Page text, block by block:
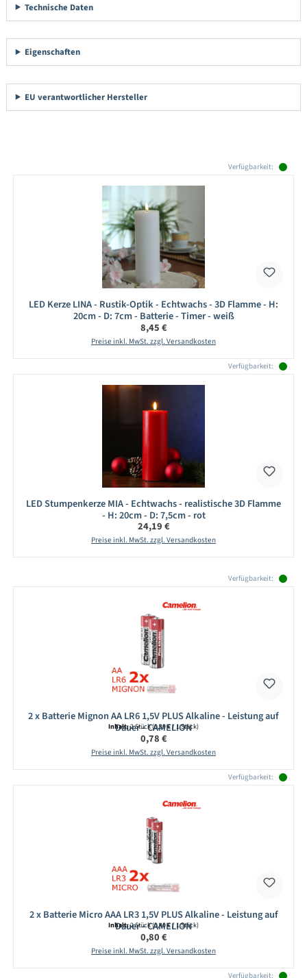
Technische Daten
Eigenschaften
EU verantwortlicher Hersteller
Verfügbarkeit:
LED Kerze LINA - Rustik-Optik - Echtwachs - 3D Flamme - H:
20cm - D: 7cm - Batterie - Timer - weiß
Regulärer Preis:
8,45 €
Preise inkl. MwSt. zzgl. Versandkosten
Verfügbarkeit:
LED Stumpenkerze MIA - Echtwachs - realistische 3D Flamme
- H: 20cm - D: 7,5cm - rot
Regulärer Preis:
24,19 €
Preise inkl. MwSt. zzgl. Versandkosten
Verfügbarkeit:
2 x Batterie Mignon AA LR6 1,5V PLUS Alkaline - Leistung auf
Dauer - CAMELION
Inhalt:2 Stück(0,39 € / 1 Stück)
Regulärer Preis:
0,78 €
Preise inkl. MwSt. zzgl. Versandkosten
Verfügbarkeit:
2 x Batterie Micro AAA LR3 1,5V PLUS Alkaline - Leistung auf
Dauer - CAMELION
Inhalt:2 Stück(0,40 € / 1 Stück)
Regulärer Preis:
0,80 €
Preise inkl. MwSt. zzgl. Versandkosten
Verfügbarkeit: